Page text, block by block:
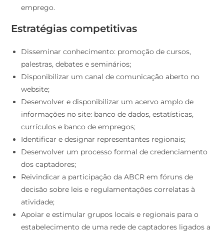
emprego.
Estratégias competitivas
Disseminar conhecimento: promoção de cursos,
palestras, debates e seminários;
Disponibilizar um canal de comunicação aberto no
website;
Desenvolver e disponibilizar um acervo amplo de
informações no site: banco de dados, estatísticas,
currículos e banco de empregos;
Identificar e designar representantes regionais;
Desenvolver um processo formal de credenciamento
dos captadores;
Reivindicar a participação da ABCR em fóruns de
decisão sobre leis e regulamentações correlatas à
atividade;
Apoiar e estimular grupos locais e regionais para o
estabelecimento de uma rede de captadores ligados a